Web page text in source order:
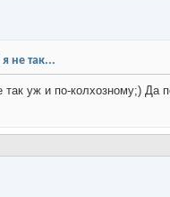
не так...
уж и по-колхозному;)